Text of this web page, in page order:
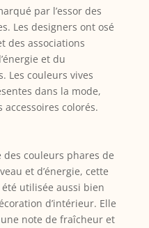
par l’essor des
Les designers ont osé
des associations
et du
Les couleurs vives
dans la mode,
accessoires colorés.
des couleurs phares de
et d’énergie, cette
utilisée aussi bien
d’intérieur. Elle
note de fraîcheur et